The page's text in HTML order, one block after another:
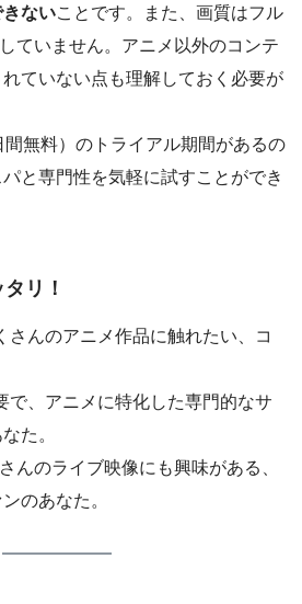
ないことです。また、画質はフル
ていません。アニメ以外のコンテ
ていない点も理解しておく必要が
間無料）のトライアル期間があるの
と専門性を気軽に試すことができ
リ！
さんのアニメ作品に触れたい、コ
で、アニメに特化した専門的なサ
た。
んのライブ映像にも興味がある、
のあなた。